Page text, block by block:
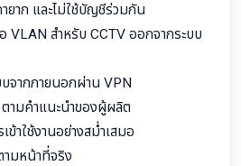
ยาก และไม่ใช้บัญชีร่วมกัน
VLAN สำหรับ CCTV ออกจากระบบ
บจากภายนอกผ่าน VPN
ามคำแนะนำของผู้ผลิต
ข้าใช้งานอย่างสม่ำเสมอ
ามหน้าที่จริง